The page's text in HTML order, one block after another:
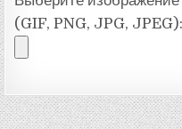
(GIF, PNG, JPG, JPEG):